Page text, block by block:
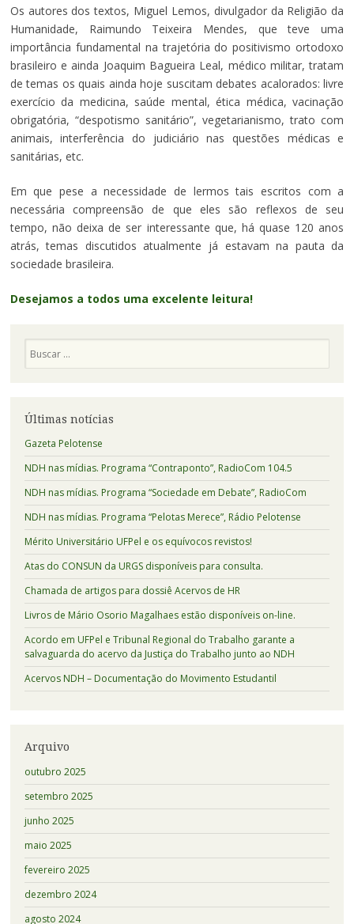
Os autores dos textos, Miguel Lemos, divulgador da Religião da
Humanidade, Raimundo Teixeira Mendes, que teve uma
importância fundamental na trajetória do positivismo ortodoxo
brasileiro e ainda Joaquim Bagueira Leal, médico militar, tratam
de temas os quais ainda hoje suscitam debates acalorados: livre
exercício da medicina, saúde mental, ética médica, vacinação
obrigatória, “despotismo sanitário”, vegetarianismo, trato com
animais, interferência do judiciário nas questões médicas e
sanitárias, etc.
Em que pese a necessidade de lermos tais escritos com a
necessária compreensão de que eles são reflexos de seu
tempo, não deixa de ser interessante que, há quase 120 anos
atrás, temas discutidos atualmente já estavam na pauta da
sociedade brasileira.
Desejamos a todos uma excelente leitura!
Últimas notícias
Gazeta Pelotense
NDH nas mídias. Programa “Contraponto”, RadioCom 104.5
NDH nas mídias. Programa “Sociedade em Debate”, RadioCom
NDH nas mídias. Programa “Pelotas Merece”, Rádio Pelotense
Mérito Universitário UFPel e os equívocos revistos!
Atas do CONSUN da URGS disponíveis para consulta.
Chamada de artigos para dossiê Acervos de HR
Livros de Mário Osorio Magalhaes estão disponíveis on-line.
Acordo em UFPel e Tribunal Regional do Trabalho garante a
salvaguarda do acervo da Justiça do Trabalho junto ao NDH
Acervos NDH – Documentação do Movimento Estudantil
Arquivo
outubro 2025
setembro 2025
junho 2025
maio 2025
fevereiro 2025
dezembro 2024
agosto 2024